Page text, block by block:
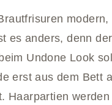
es anders, denn
Undone Look
erst aus dem Bett
Haarpartien